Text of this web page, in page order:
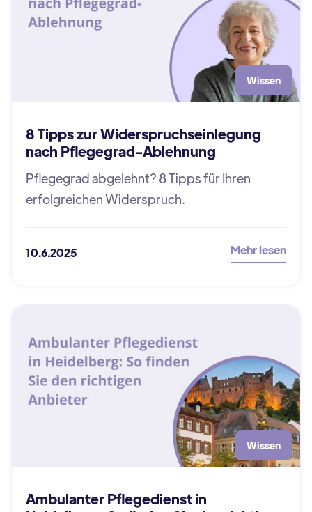
Wissen
8 Tipps zur Widerspruchseinlegung
nach Pflegegrad-Ablehnung
Pflegegrad abgelehnt? 8 Tipps für Ihren
erfolgreichen Widerspruch.
10.6.2025 Mehr lesen
Wissen
Ambulanter Pflegedienst in